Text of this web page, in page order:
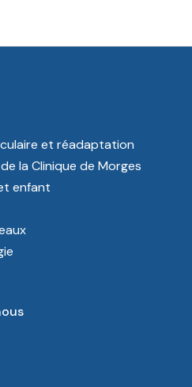
et réadaptation
la Clinique de Morges
enfant